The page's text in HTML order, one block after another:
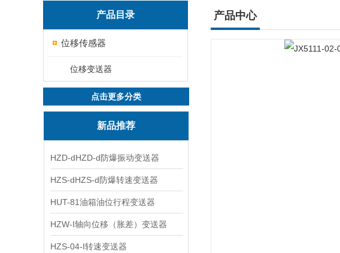
产品目录
位移传感器
位移变送器
点击更多分类
新品推荐
HZD-dHZD-d防爆振动变送器
HZS-dHZS-d防爆转速变送器
HUT-81油箱油位行程变送器
HZW-I轴向位移（胀差）变送器
HZS-04-I转速变送器
产品中心